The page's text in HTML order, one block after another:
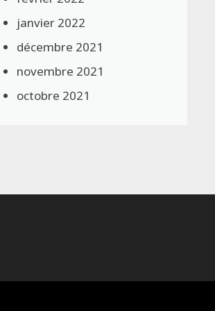
janvier 2022
décembre 2021
novembre 2021
octobre 2021